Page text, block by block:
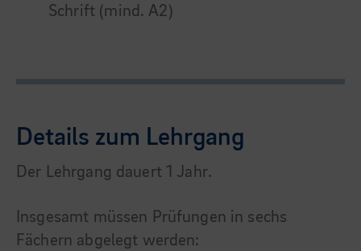
Schrift (mind. A2)
Details zum Lehrgang
Der Lehrgang dauert 1 Jahr.
Insgesamt müssen Prüfungen in sechs
Fächern abgelegt werden: